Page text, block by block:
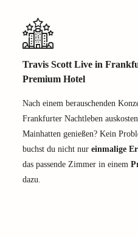
Travis Scott Live in
Premium Hotel
Nach einem berauschenden
Frankfurter Nachtleben
Mainhatten genießen? Kein
buchst du nicht nur einmalige
das passende Zimmer in einem
dazu.